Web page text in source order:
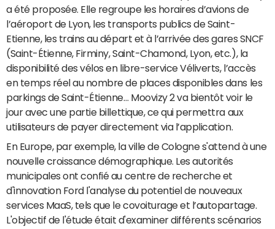
a été proposée. Elle regroupe les horaires d’avions de
l’aéroport de Lyon, les transports publics de Saint-
Etienne, les trains au départ et à l’arrivée des gares SNCF
(Saint-Étienne, Firminy, Saint-Chamond, Lyon, etc.), la
disponibilité des vélos en libre-service Véliverts, l’accès
en temps réel au nombre de places disponibles dans les
parkings de Saint-Étienne… Moovizy 2 va bientôt voir le
jour avec une partie billettique, ce qui permettra aux
utilisateurs de payer directement via l’application.
En Europe, par exemple, la ville de Cologne s'attend à une
nouvelle croissance démographique. Les autorités
municipales ont confié au centre de recherche et
d'innovation Ford l'analyse du potentiel de nouveaux
services MaaS, tels que le covoiturage et l’autopartage.
L'objectif de l'étude était d'examiner différents scénarios